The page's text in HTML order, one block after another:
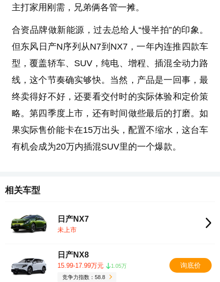
主打家用刚需，兄弟俩各管一摊。
合资品牌做新能源，过去总给人“慢半拍”的印象。
但东风日产N序列从N7到NX7，一年内连推四款车
型，覆盖轿车、SUV，纯电、增程、插混全动力路
线，这个节奏确实够快。当然，产品是一回事，最
终卖得好不好，还要看交付时的实际体验和定价策
略。第四季度上市，还有时间做些最后的打磨。如
果实际售价能卡在15万出头，配置不缩水，这台车
有机会成为20万内插混SUV里的一个爆款。
相关车型
日产NX7
未上市
日产NX8
15.99-17.99万元
1.05万
竞争力指数：58.8
询底价